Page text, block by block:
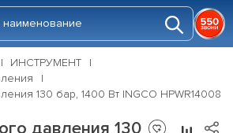
ИНСТРУМЕНТ
130 бар, 1400 Вт INGCO HPWR14008
давления 130